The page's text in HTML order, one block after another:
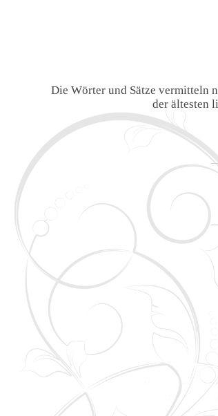
Die Wörter und Sätze vermitteln
der ältesten